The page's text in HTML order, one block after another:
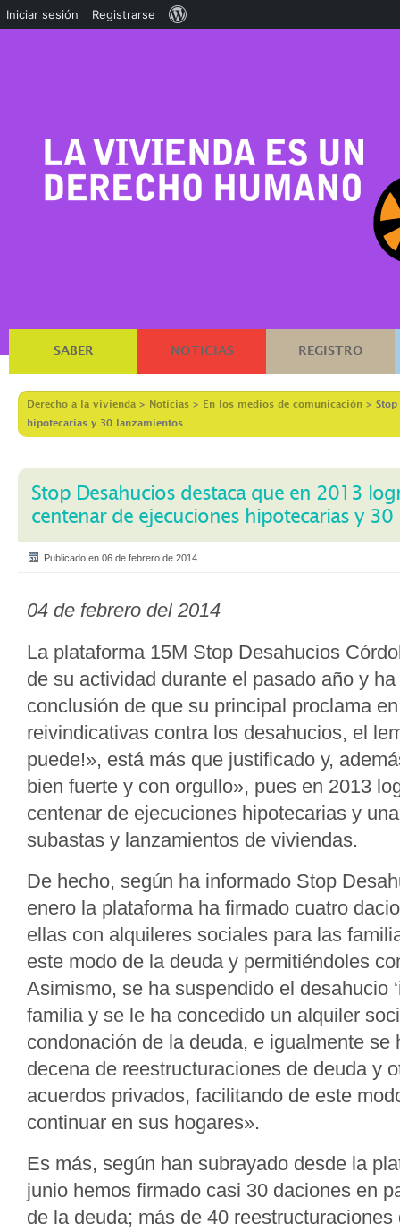
SABER NOTICIAS REGISTRO
Derecho a la vivienda > Notícias > En los medios de comunicación >
hipotecarias y 30 lanzamientos
Stop Desahucios destaca que en 2013
centenar de ejecuciones hipotecarias y
Publicado en 06 de febrero de 2014
04 de febrero del 2014
La plataforma 15M Stop Desahucios
de su actividad durante el pasado año y
conclusión de que su principal proclama
reivindicativas contra los desahucios, el
puede!», está más que justificado y,
bien fuerte y con orgullo», pues en 2013
centenar de ejecuciones hipotecarias y
subastas y lanzamientos de viviendas.
De hecho, según ha informado Stop
enero la plataforma ha firmado cuatro
ellas con alquileres sociales para las
este modo de la deuda y permitiéndoles
Asimismo, se ha suspendido el desahucio
familia y se le ha concedido un alquiler
condonación de la deuda, e igualmente se
decena de reestructuraciones de deuda y
acuerdos privados, facilitando de este
continuar en sus hogares».
Es más, según han subrayado desde la
junio hemos firmado casi 30 daciones en
de la deuda; más de 40 reestructuraciones
Iniciar sesión Registrarse